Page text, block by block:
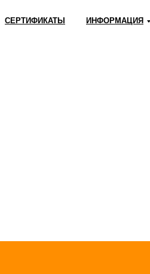
ИНФОРМАЦИЯ
СЕРТИФИКАТЫ